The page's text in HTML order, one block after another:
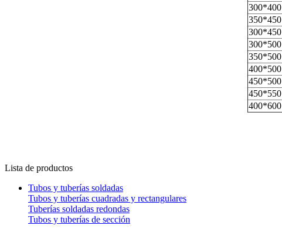
300*400
350*450
300*450
300*500
350*500
400*500
450*500
450*550
400*600
Lista de productos
Tubos y tuberías soldadas
Tubos y tuberías cuadradas y rectangulares
Tuberías soldadas redondas
Tubos y tuberías de sección